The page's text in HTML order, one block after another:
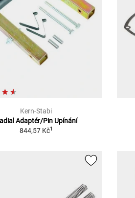
Kern-Stabi
Adaptér/Pin Upínání
844,57 Kč1